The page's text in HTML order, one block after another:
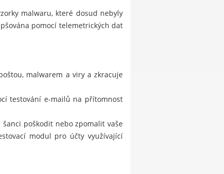
malwaru, které dosud nebyly
pomocí telemetrických dat
malwarem a viry a zkracuje
testování e-mailů na přítomnost
poškodit nebo zpomalit vaše
modul pro účty využívající